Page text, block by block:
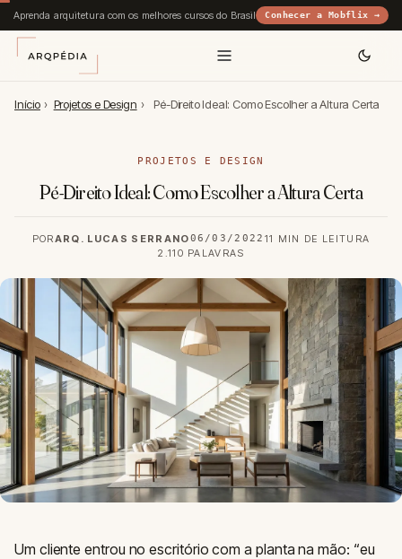
Aprenda arquitetura com os melhores cursos do Brasil Conhecer a Mobflix →
Início › Projetos e Design › Pé-Direito Ideal: Como Escolher a Altura Certa
PROJETOS E DESIGN
Pé-Direito Ideal: Como Escolher a Altura Certa
PORARQ. LUCAS SERRANO06/03/2022 11 MIN DE LEITURA
2.110 PALAVRAS
Um cliente entrou no escritório com a planta na mão: “eu